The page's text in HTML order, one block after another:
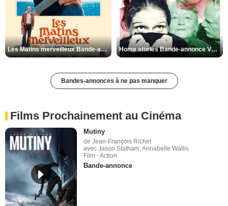
Les Matins merveilleux Bande-annonce VF Home stories Bande-annonce VO STFR
Bandes-annonces à ne pas manquer
Films Prochainement au Cinéma
Mutiny
de Jean-François Richet
avec Jason Statham, Annabelle Wallis
Film - Action
Bande-annonce